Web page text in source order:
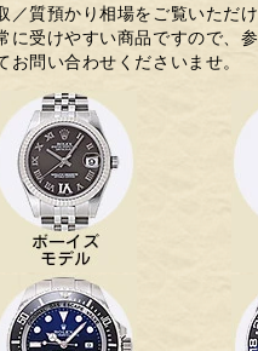
質預かり相場をご覧いただけ
受けやすい商品ですので、
問い合わせくださいませ。